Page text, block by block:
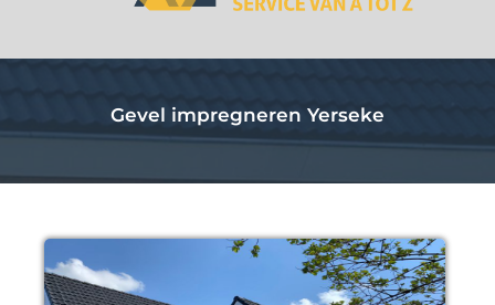
Gevel impregneren Yerseke